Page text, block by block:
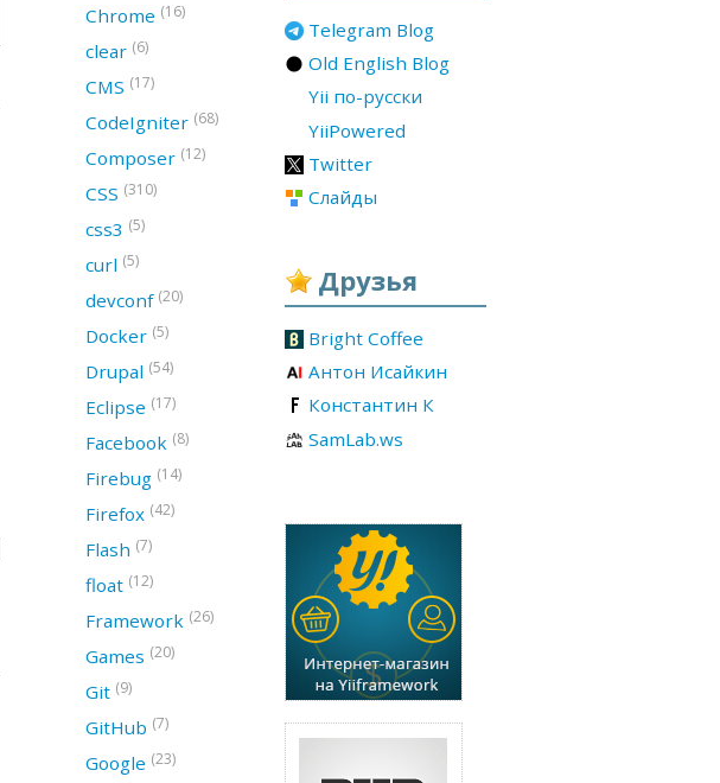
Telegram Blog
Old English Blog
Yii по-русски
YiiPowered
Twitter
Слайды
Друзья
Bright Coffee
Антон Исайкин
Константин К
SamLab.ws
Chrome (16)
clear (6)
CMS (17)
CodeIgniter (68)
Composer (12)
CSS (310)
css3 (5)
curl (5)
devconf (20)
Docker (5)
Drupal (54)
Eclipse (17)
Facebook (8)
Firebug (14)
Firefox (42)
Flash (7)
float (12)
Framework (26)
Games (20)
Git (9)
GitHub (7)
Google (23)